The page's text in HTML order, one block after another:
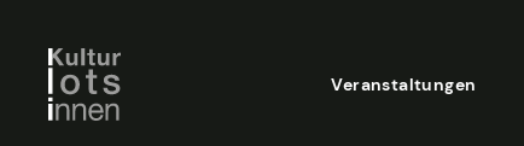
Veranstaltungen